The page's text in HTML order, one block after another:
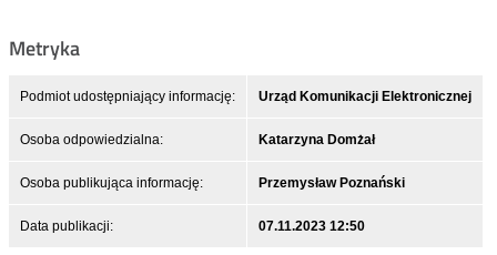
Metryka
Podmiot udostępniający informację: Urząd Komunikacji Elektronicznej
Osoba odpowiedzialna: Katarzyna Domżał
Osoba publikująca informację: Przemysław Poznański
Data publikacji: 07.11.2023 12:50